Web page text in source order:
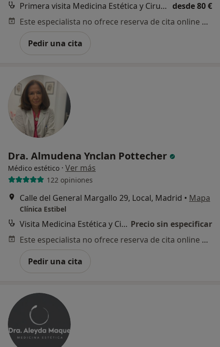
Primera visita Medicina Estética y Cirugía Cosmética desde 80 €
Este especialista no ofrece reserva de cita online en esta dirección.
Pedir una cita
Dra. Almudena Ynclan Pottecher
Médico estético · Ver más
122 opiniones
Calle del General Margallo 29, Local, Madrid • Mapa
Clínica Estibel
Visita Medicina Estética y Cirugía Cosmética Precio sin especificar
Este especialista no ofrece reserva de cita online en esta dirección.
Pedir una cita